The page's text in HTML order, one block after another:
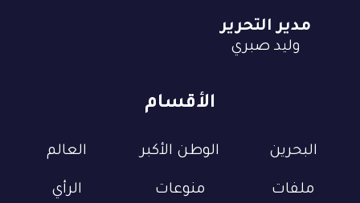
الأقسام
البحرين الوطن الأكبر العالم
ملفات منوعات الرأي
مدير التحرير
وليد صبري